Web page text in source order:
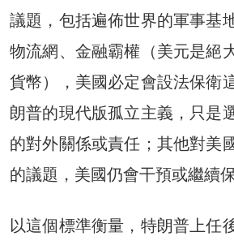
議題，包括遍佈世界的軍事基
物流網、金融霸權（美元是絕
貨幣），美國必定會設法保衛
朗普的現代版孤立主義，只是
的對外關係或責任；其他對美
的議題，美國仍會干預或繼續
以這個標準衡量，特朗普上任